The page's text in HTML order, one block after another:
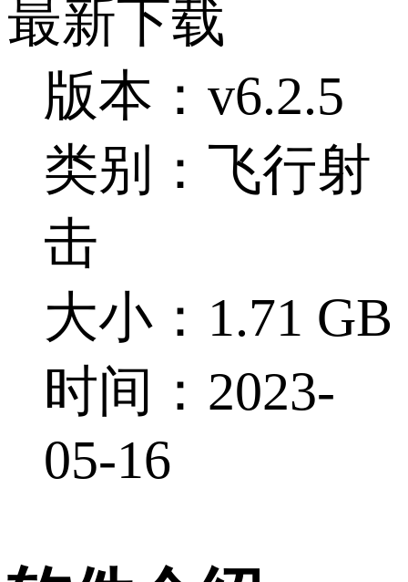
最新下载
版本：v6.2.5
类别：飞行射
击
大小：1.71 GB
时间：2023-
05-16